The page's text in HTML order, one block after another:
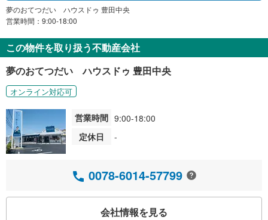
夢のおてつだい ハウスドゥ 豊田中央
営業時間：9:00-18:00
この物件を取り扱う不動産会社
夢のおてつだい ハウスドゥ 豊田中央
オンライン対応可
営業時間 9:00-18:00
定休日
-
0078-6014-57799
会社情報を見る